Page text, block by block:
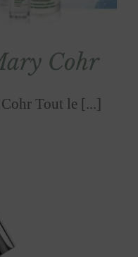
Cohr
Tout le [...]